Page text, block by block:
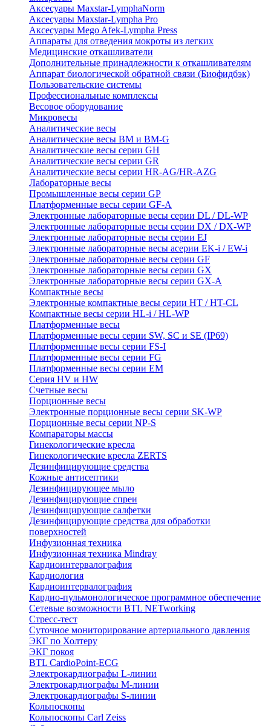
Аксесуары Maxstar-LymphaNorm
Аксесуары Maxstar-Lympha Pro
Аксесуары Mego Afek-Lympha Press
Аппараты для отведения мокроты из легких
Медицинские откашливатели
Дополнительные принадлежности к откашливателям
Аппарат биологической обратной связи (Биофидбэк)
Пользовательские системы
Профессиональные комплексы
Весовое оборудование
Микровесы
Аналитические весы
Аналитические весы BM и BM-G
Аналитические весы серии GH
Аналитические весы серии GR
Аналитические весы серии HR-AG/HR-AZG
Лабораторные весы
Промышленные весы серии GP
Платформенные весы серии GF-A
Электронные лабораторные весы серии DL / DL-WP
Электронные лабораторные весы серии DX / DX-WP
Электронные лабораторные весы серии EJ
Электронные лабораторные весы aсерии EK-i / EW-i
Электронные лабораторные весы серии GF
Электронные лабораторные весы серии GX
Электронные лабораторные весы серии GX-A
Компактные весы
Электронные компактные весы серии HT / HT-CL
Компактные весы серии HL-i / HL-WP
Платформенные весы
Платформенные весы серии SW, SC и SE (IP69)
Платформенные весы серии FS-I
Платформенные весы серии FG
Платформенные весы серии EM
Серия HV и HW
Счетные весы
Порционные весы
Электронные порционные весы серии SK-WP
Порционные весы серии NP-S
Компараторы массы
Гинекологические кресла
Гинекологические кресла ZERTS
Дезинфицирующие средства
Кожные антисептики
Дезинфицирующее мыло
Дезинфицирующие спреи
Дезинфицирующие салфетки
Дезинфицирующие средства для обработки
поверхностей
Инфузионная техника
Инфузионная техника Mindray
Кардиоинтервалография
Кардиология
Кардиоинтервалография
Кардио-пульмонологическое программное обеспечение
Сетевые возможности BTL NETworking
Стресс-тест
Суточное мониторирование артериального давления
ЭКГ по Холтеру
ЭКГ покоя
BTL CardioPoint-ECG
Электрокардиографы L-линии
Электрокардиографы M-линии
Электрокардиографы S-линии
Кольпоскопы
Кольпоскопы Carl Zeiss